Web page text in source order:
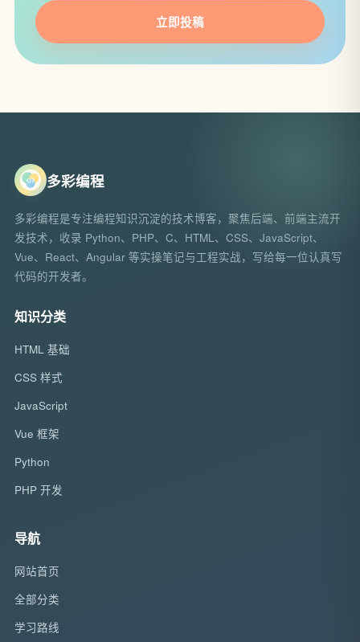
立即投稿
多彩编程
多彩编程是专注编程知识沉淀的技术博客，聚焦后端、前端主流开
发技术，收录 Python、PHP、C、HTML、CSS、JavaScript、
Vue、React、Angular 等实操笔记与工程实战，写给每一位认真写
代码的开发者。
知识分类
HTML 基础
CSS 样式
JavaScript
Vue 框架
Python
PHP 开发
导航
网站首页
全部分类
学习路线